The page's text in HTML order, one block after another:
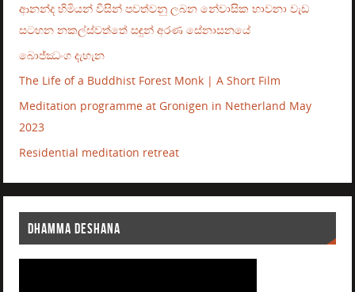
ආනන්ද හිමියන් විසින් පවත්වනු ලබන නේවාසික භාවනා වැඩ
සටහන නකල්ස්වත්තේ සඳුන් අරණ සේනාසනයේ
බොජ්ඣංග දැහැන
The Life of a Buddhist Forest Monk | A Short Film
Meditation programme at Gronigen in Netherland May
2023
Residential meditation retreat
DHAMMA DESHANA